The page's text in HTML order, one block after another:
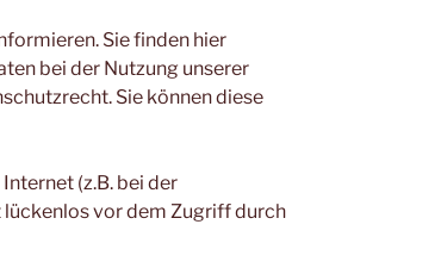
Sie finden hier
bei der Nutzung unserer
Sie können diese
(z.B. bei der
vor dem Zugriff durch